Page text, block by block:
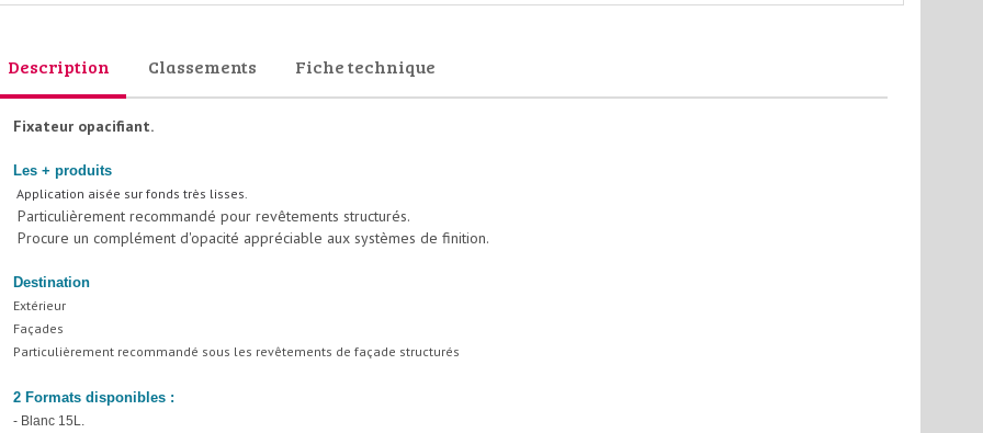
Description Classements Fiche technique
Fixateur opacifiant.
Les + produits
Application aisée sur fonds très lisses.
Particulièrement recommandé pour revêtements structurés.
Procure un complément d'opacité appréciable aux systèmes de finition.
Destination
Extérieur
Façades
Particulièrement recommandé sous les revêtements de façade structurés
2 Formats disponibles :
- Blanc 15L.